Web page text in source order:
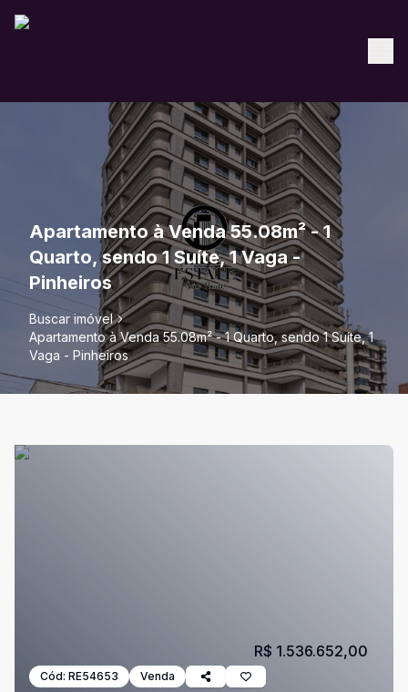
Apartamento à Venda 55.08m² - 1
Quarto, sendo 1 Suíte, 1 Vaga -
Pinheiros
Buscar imóvel
Apartamento à Venda 55.08m² - 1 Quarto, sendo 1 Suíte, 1
Vaga - Pinheiros
Cód: RE54653 Venda
R$ 1.536.652,00